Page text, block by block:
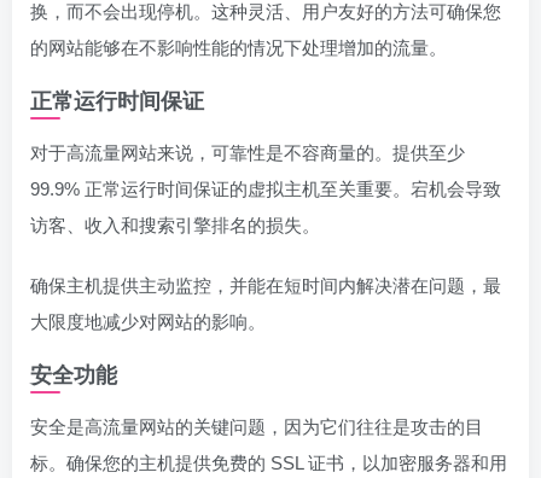
换，而不会出现停机。这种灵活、用户友好的方法可确保您
的网站能够在不影响性能的情况下处理增加的流量。
正常运行时间保证
对于高流量网站来说，可靠性是不容商量的。提供至少
99.9% 正常运行时间保证的虚拟主机至关重要。宕机会导致
访客、收入和搜索引擎排名的损失。
确保主机提供主动监控，并能在短时间内解决潜在问题，最
大限度地减少对网站的影响。
安全功能
安全是高流量网站的关键问题，因为它们往往是攻击的目
标。确保您的主机提供免费的 SSL 证书，以加密服务器和用